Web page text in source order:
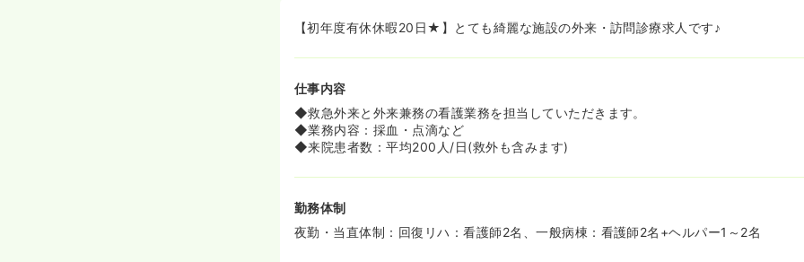
◆看護師さんのユニフォームは『チェロキー』で統一！カラフルで柄のある白衣で
≪綺麗な施設≫
◆平成17年に開設の綺麗な施設です。病棟は太陽光を多く取り入れるように設計され
明るい印象を受ける設計となっています！
≪借上げ寮制度あり≫
が可能です！もちろん、病院の事務長さんに全てお任せすることもできます。その場
南向き』のお部屋を選んでくださいますのでご安心ください！
【初年度有休休暇20日★】とても綺麗な施設の外来・訪問診療求人です♪
仕事内容
◆救急外来と外来兼務の看護業務を担当していただきます。
◆業務内容：採血・点滴など
◆来院患者数：平均200人/日(救外も含みます)
勤務体制
夜勤・当直体制：回復リハ：看護師2名、一般病棟：看護師2名+ヘルパー1～2名